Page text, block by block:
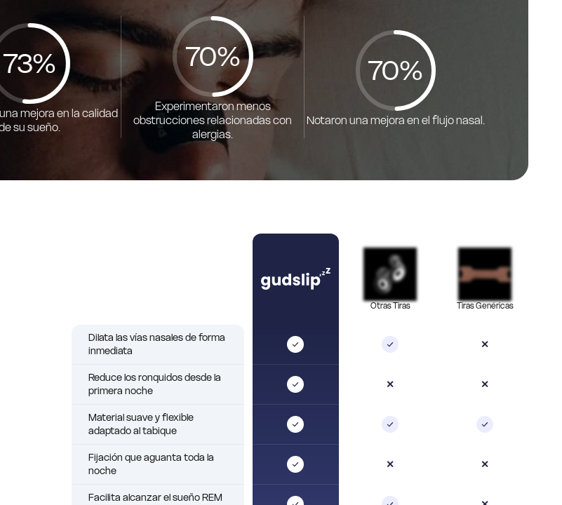
93%
mejora en la calidad
su sueño.
89%
Experimentaron menos
obstrucciones relacionadas con
alergias.
90%
Notaron una mejora en el flujo nasal.
Otras Tiras Tiras Genéricas
Dilata las vías nasales de forma
inmediata
Reduce los ronquidos desde la
primera noche
Material suave y flexible
adaptado al tabique
Fijación que aguanta toda la
noche
Facilita alcanzar el sueño REM
✕
✕
✕
✕
✕